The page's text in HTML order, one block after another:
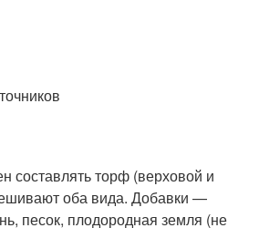
составлять торф (верховой и
оба вида. Добавки —
песок, плодородная земля (не